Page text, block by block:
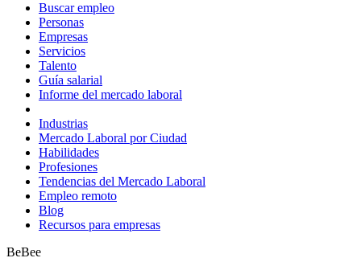
Buscar empleo
Personas
Empresas
Servicios
Talento
Guía salarial
Informe del mercado laboral
Industrias
Mercado Laboral por Ciudad
Habilidades
Profesiones
Tendencias del Mercado Laboral
Empleo remoto
Blog
Recursos para empresas
BeBee